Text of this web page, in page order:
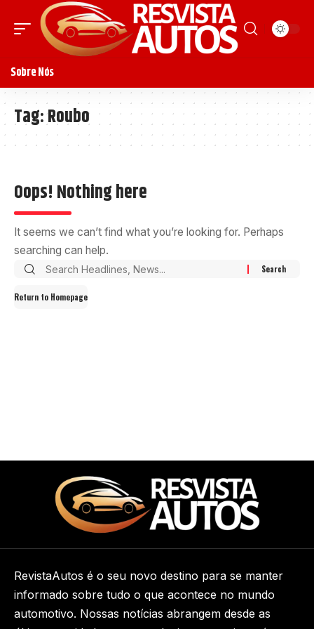
Sobre Nós
Tag:Roubo
Oops! Nothing here
It seems we can’t find what you’re looking for. Perhaps
searching can help.
Return to Homepage
RevistaAutos é o seu novo destino para se manter
informado sobre tudo o que acontece no mundo
automotivo. Nossas notícias abrangem desde as